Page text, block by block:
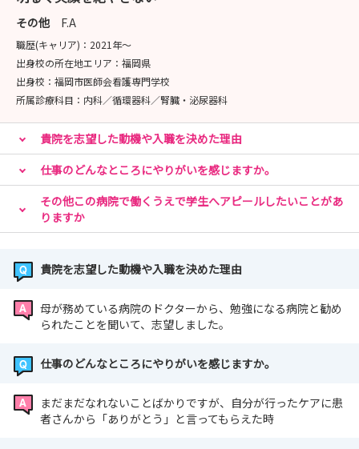
その他F.A
職歴(キャリア)： 2021年〜
出身校の所在地エリア： 福岡県
出身校： 福岡市医師会看護専門学校
所属診療科目： 内科／循環器科／腎臓・泌尿器科
貴院を志望した動機や入職を決めた理由
仕事のどんなところにやりがいを感じますか。
その他この病院で働くうえで学生へアピールしたいことがあ
りますか
貴院を志望した動機や入職を決めた理由
母が務めている病院のドクターから、勉強になる病院と勧め
られたことを聞いて、志望しました。
仕事のどんなところにやりがいを感じますか。
まだまだなれないことばかりですが、自分が行ったケアに患
者さんから「ありがとう」と言ってもらえた時